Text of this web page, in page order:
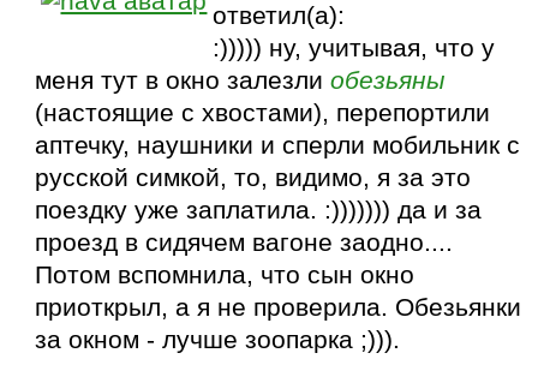
ответил(а):
:))))) ну, учитывая, что у
меня тут в окно залезлиобезьяны
(настоящие с хвостами), перепортили
аптечку, наушники и сперли мобильник с
русской симкой, то, видимо, я за это
поездку уже заплатила. :))))))) да и за
проезд в сидячем вагоне заодно....
Потом вспомнила, что сын окно
приоткрыл, а я не проверила. Обезьянки
за окном - лучше зоопарка ;))).